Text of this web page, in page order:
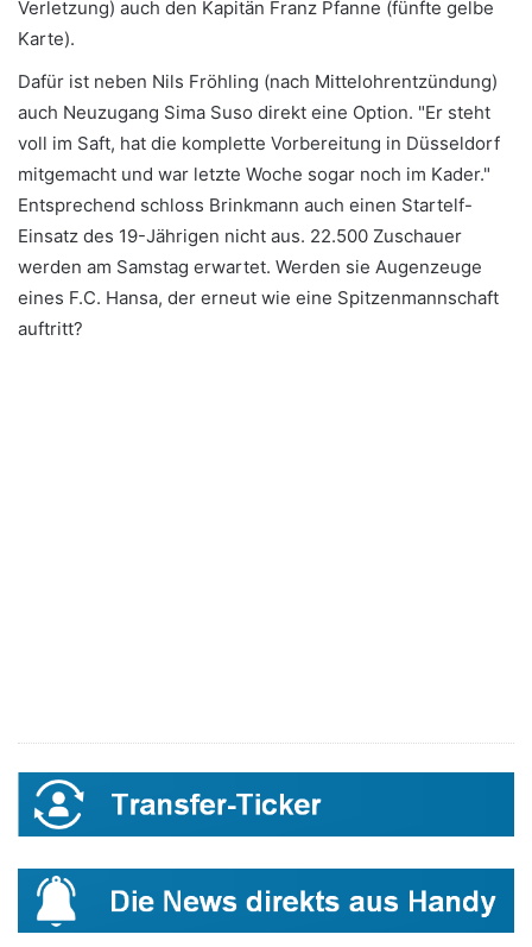
Verletzung) auch den Kapitän Franz Pfanne (fünfte gelbe
Karte).
Dafür ist neben Nils Fröhling (nach Mittelohrentzündung)
auch Neuzugang Sima Suso direkt eine Option. "Er steht
voll im Saft, hat die komplette Vorbereitung in Düsseldorf
mitgemacht und war letzte Woche sogar noch im Kader."
Entsprechend schloss Brinkmann auch einen Startelf-
Einsatz des 19-Jährigen nicht aus. 22.500 Zuschauer
werden am Samstag erwartet. Werden sie Augenzeuge
eines F.C. Hansa, der erneut wie eine Spitzenmannschaft
auftritt?